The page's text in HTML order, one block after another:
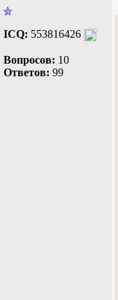
ICQ: 553816426
Вопросов: 10
Ответов: 99